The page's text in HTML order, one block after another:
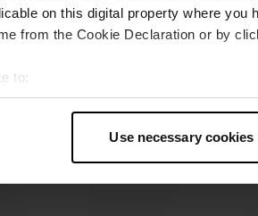
on this digital property where you
from the Cookie Declaration or by
to:
geographical location which can
personal data is processed and set
Use necessary cookies
Endroit charmant et paisible en
également vous approvisionner
camping dispose même de
Traduit par GoogleAfficher l'original